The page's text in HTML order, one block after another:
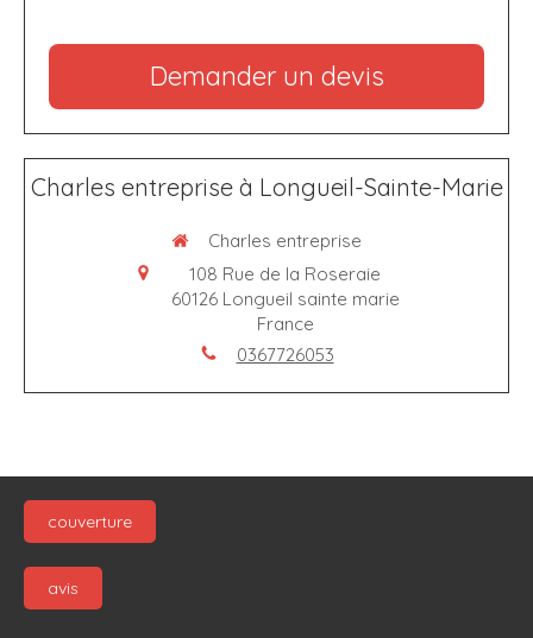
Demander un devis
Charles entreprise à Longueil-Sainte-Marie
Charles entreprise
108 Rue de la Roseraie
60126 Longueil sainte marie
France
0367726053
couverture
avis